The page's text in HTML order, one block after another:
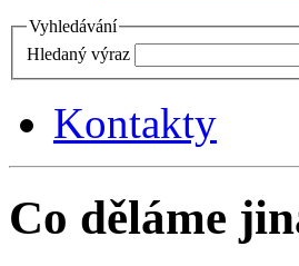
Vyhledávání
Hledaný výraz
Kontakty
Co děláme